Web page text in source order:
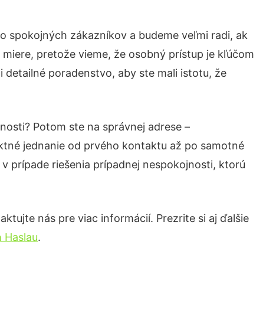
spokojných zákazníkov a budeme veľmi radi, ak
pretože vieme, že osobný prístup je kľúčom
poradenstvo, aby ste mali istotu, že
Potom ste na správnej adrese –
jednanie od prvého kontaktu až po samotné
prípade riešenia prípadnej nespokojnosti, ktorú
nás pre viac informácií. Prezrite si aj ďalšie
Haslau.